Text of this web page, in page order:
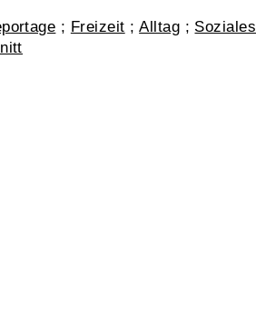
; Freizeit ;Alltag ; Soziales